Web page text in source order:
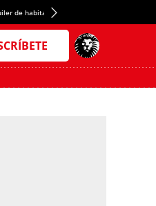
de habitaciones en España